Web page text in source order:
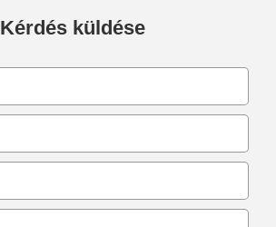
Kérdés küldése